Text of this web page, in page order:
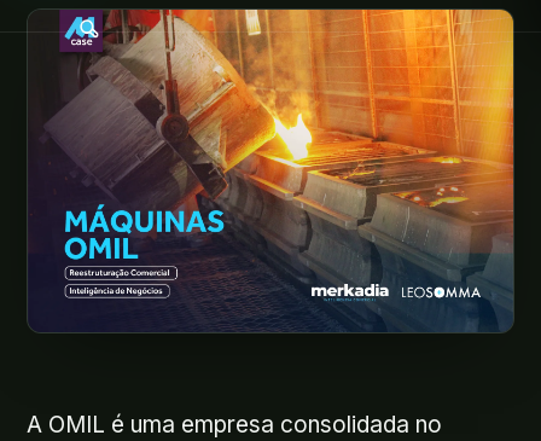
A OMIL é uma empresa consolidada no